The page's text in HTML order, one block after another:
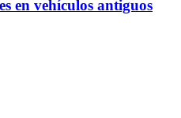
en vehículos antiguos